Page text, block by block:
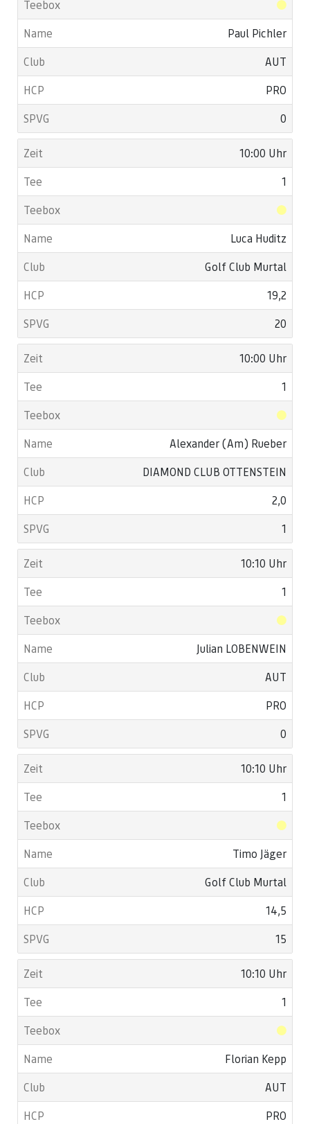
Paul Pichler
AUT
PRO
0
10:00 Uhr
1
Luca Huditz
Golf Club Murtal
19,2
20
10:00 Uhr
1
Alexander (Am) Rueber
DIAMOND CLUB OTTENSTEIN
2,0
1
10:10 Uhr
1
Julian LOBENWEIN
AUT
PRO
0
10:10 Uhr
1
Timo Jäger
Golf Club Murtal
14,5
15
10:10 Uhr
1
Florian Kepp
AUT
PRO